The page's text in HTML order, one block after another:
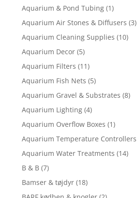
Aquarium & Pond Tubing (1)
Aquarium Air Stones & Diffusers (3)
Aquarium Cleaning Supplies (10)
Aquarium Decor (5)
Aquarium Filters (11)
Aquarium Fish Nets (5)
Aquarium Gravel & Substrates (8)
Aquarium Lighting (4)
Aquarium Overflow Boxes (1)
Aquarium Temperature Controllers
Aquarium Water Treatments (14)
B & B (7)
Bamser & tøjdyr (18)